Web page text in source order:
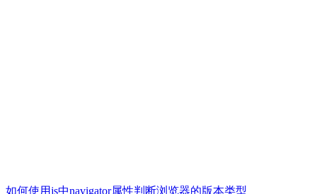
如何使用js中navigator属性判断浏览器的版本类型